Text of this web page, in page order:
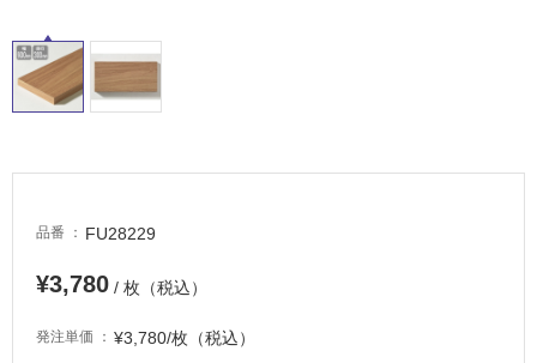
品番 FU28229
¥3,780 / 枚（税込）
発注単価 ¥3,780/枚（税込）
イ
内
屋
床・